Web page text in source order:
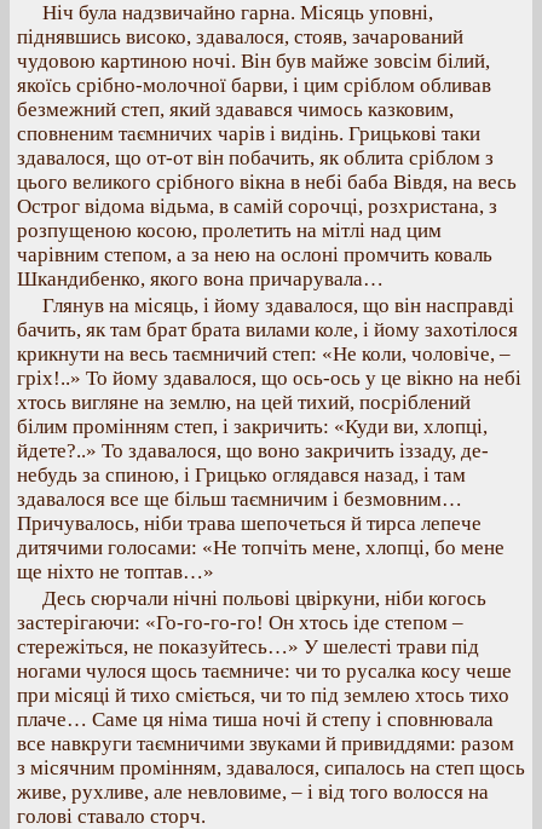
Ніч була надзвичайно гарна. Місяць уповні,
піднявшись високо, здавалося, стояв, зачарований
чудовою картиною ночі. Він був майже зовсім білий,
якоїсь срібно-молочної барви, і цим сріблом обливав
безмежний степ, який здавався чимось казковим,
сповненим таємничих чарів і видінь. Грицькові таки
здавалося, що от-от він побачить, як облита сріблом з
цього великого срібного вікна в небі баба Вівдя, на весь
Острог відома відьма, в самій сорочці, розхристана, з
розпущеною косою, пролетить на мітлі над цим
чарівним степом, а за нею на ослоні промчить коваль
Шкандибенко, якого вона причарувала…
Глянув на місяць, і йому здавалося, що він насправді
бачить, як там брат брата вилами коле, і йому захотілося
крикнути на весь таємничий степ: «Не коли, чоловіче, –
гріх!..» То йому здавалося, що ось-ось у це вікно на небі
хтось вигляне на землю, на цей тихий, посріблений
білим промінням степ, і закричить: «Куди ви, хлопці,
йдете?..» То здавалося, що воно закричить іззаду, де-
небудь за спиною, і Грицько оглядався назад, і там
здавалося все ще більш таємничим і безмовним…
Причувалось, ніби трава шепочеться й тирса лепече
дитячими голосами: «Не топчіть мене, хлопці, бо мене
ще ніхто не топтав…»
Десь сюрчали нічні польові цвіркуни, ніби когось
застерігаючи: «Го-го-го-го! Он хтось іде степом –
стережіться, не показуйтесь…» У шелесті трави під
ногами чулося щось таємниче: чи то русалка косу чеше
при місяці й тихо сміється, чи то під землею хтось тихо
плаче… Саме ця німа тиша ночі й степу і сповнювала
все навкруги таємничими звуками й привиддями: разом
з місячним промінням, здавалося, сипалось на степ щось
живе, рухливе, але невловиме, – і від того волосся на
голові ставало сторч.